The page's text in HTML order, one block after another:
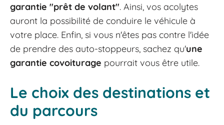
garantie "prêt de volant". Ainsi, vos acolytes
auront la possibilité de conduire le véhicule à
votre place. Enfin, si vous n'êtes pas contre l'idée
de prendre des auto-stoppeurs, sachez qu'une
garantie covoiturage pourrait vous être utile.
Le choix des destinations et
du parcours